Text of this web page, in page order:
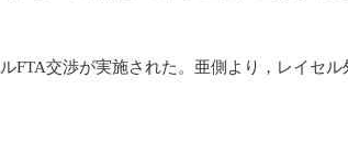
交渉が実施された。亜側より，レイセ